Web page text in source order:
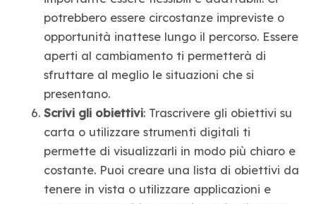
potrebbero essere circostanze impreviste o
opportunità inattese lungo il percorso. Essere
aperti al cambiamento ti permetterà di
sfruttare al meglio le situazioni che si
presentano.
Scrivi gli obiettivi: Trascrivere gli obiettivi su
carta o utilizzare strumenti digitali ti
permette di visualizzarli in modo più chiaro e
costante. Puoi creare una lista di obiettivi da
tenere in vista o utilizzare applicazioni e